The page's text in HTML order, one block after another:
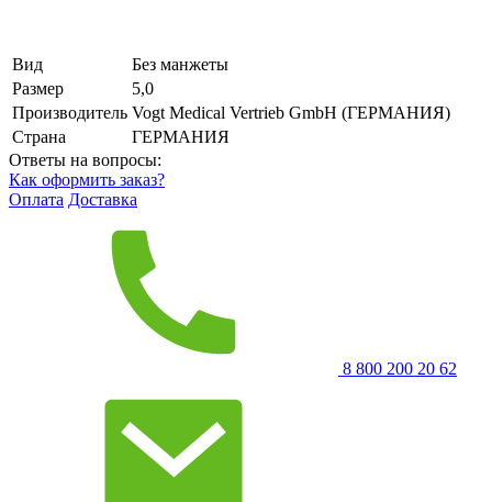
Вид
Без манжеты
Размер
5,0
Производитель Vogt Medical Vertrieb GmbH (ГЕРМАНИЯ)
Страна
ГЕРМАНИЯ
Ответы на вопросы:
Как оформить заказ?
Оплата Доставка
8 800 200 20 62